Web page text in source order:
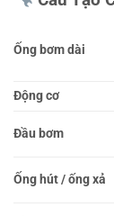
Ống bơm dài
Động cơ
Đầu bơm
Ống hút / ống xả